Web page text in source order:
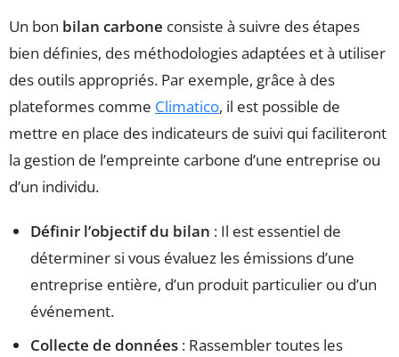
Un bon bilan carbone consiste à suivre des étapes
bien définies, des méthodologies adaptées et à utiliser
des outils appropriés. Par exemple, grâce à des
plateformes comme Climatico, il est possible de
mettre en place des indicateurs de suivi qui faciliteront
la gestion de l’empreinte carbone d’une entreprise ou
d’un individu.
Définir l’objectif du bilan : Il est essentiel de
déterminer si vous évaluez les émissions d’une
entreprise entière, d’un produit particulier ou d’un
événement.
Collecte de données : Rassembler toutes les